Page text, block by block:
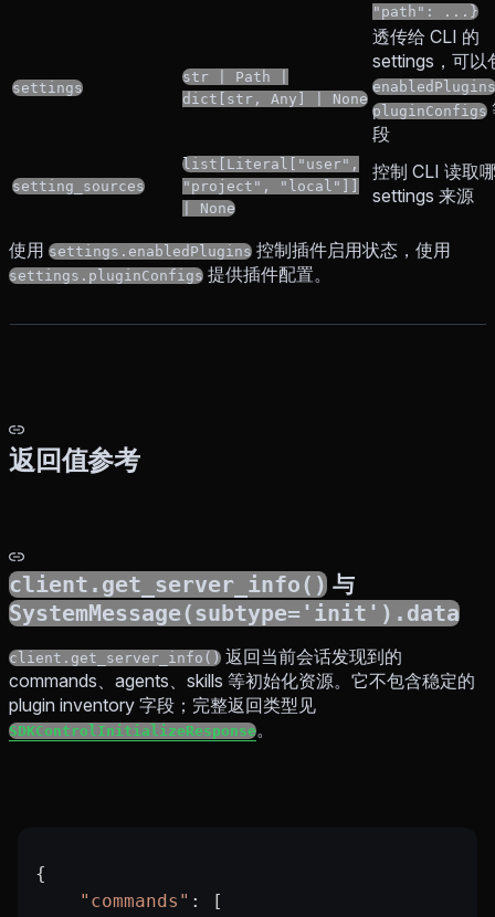
"path": ...}
settings
str | Path |
dict[str, Any] | None
透传给 CLI 的
settings，可以
enabledPlugins
pluginConfigs
段
setting_sources
list[Literal["user",
"project", "local"]]
| None
控制 CLI 读取
settings 来源
使用 settings.enabledPlugins 控制插件启用状态，使用
settings.pluginConfigs 提供插件配置。
返回值参考
client.get_server_info() 与
SystemMessage(subtype='init').data
client.get_server_info() 返回当前会话发现到的
commands、agents、skills 等初始化资源。它不包含稳定的
plugin inventory 字段；完整返回类型见
SDKControlInitializeResponse。
{
    "commands"
: [